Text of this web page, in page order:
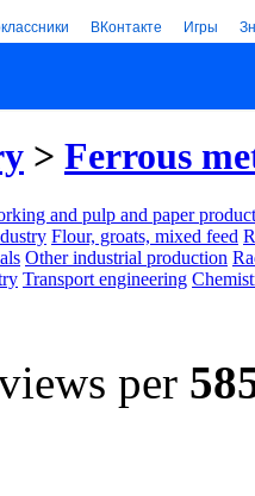
ВКонтакте Игры
> Ferrous
and pulp and paper
Flour, groats, mixed feed
Other industrial production
Transport engineering
per